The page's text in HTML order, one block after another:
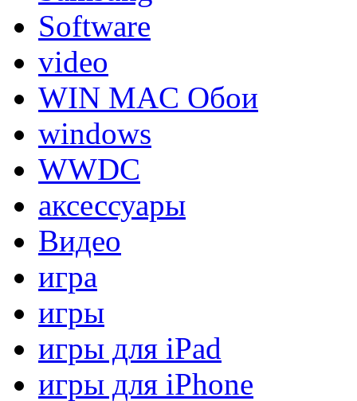
Software
video
WIN MAC Обои
windows
WWDC
аксессуары
Видео
игра
игры
игры для iPad
игры для iPhone